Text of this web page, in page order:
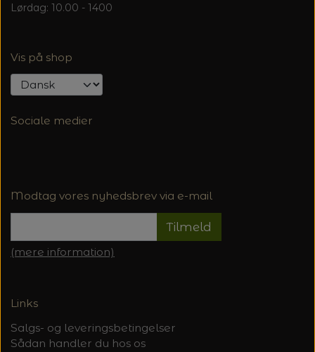
Lørdag: 10.00 - 1400
Vis på shop
Sociale medier
Modtag vores nyhedsbrev via e-mail
Tilmeld
(mere information)
Links
Salgs- og leveringsbetingelser
Sådan handler du hos os